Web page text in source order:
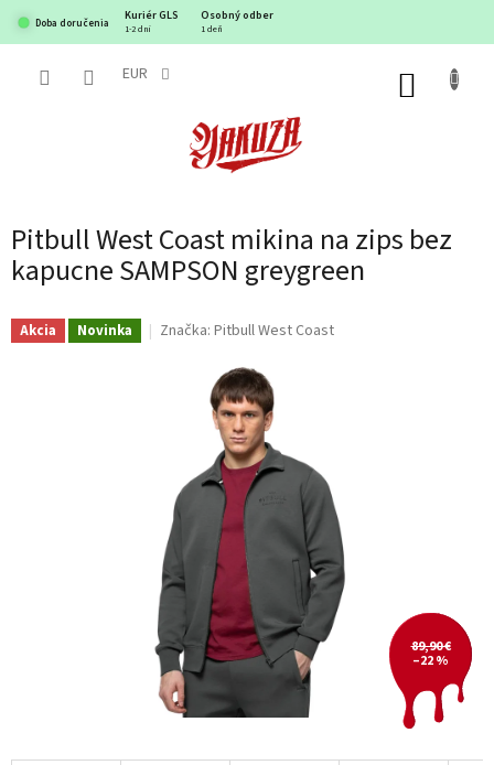
obsah
Doba doručenia
Kuriér GLS Osobný odber
1-2 dni 1 deň
EUR
Pitbull West Coast mikina na zips bez
kapucne SAMPSON greygreen
Akcia Novinka Značka: Pitbull West Coast
89,90 €
–22 %